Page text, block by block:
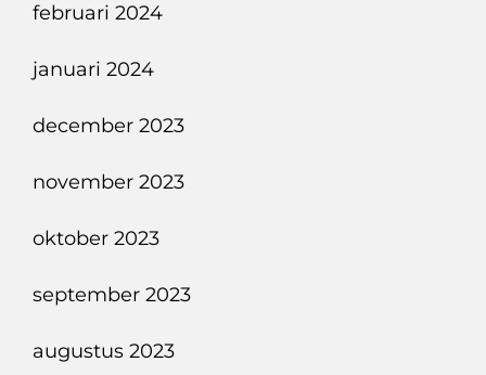
februari 2024
januari 2024
december 2023
november 2023
oktober 2023
september 2023
augustus 2023